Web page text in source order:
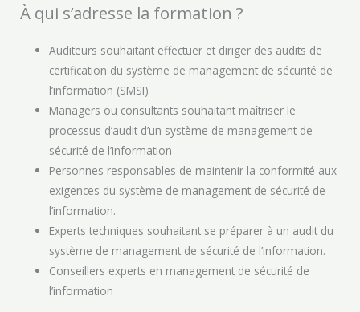
À qui s’adresse la formation ?
Auditeurs souhaitant effectuer et diriger des audits de
certification du système de management de sécurité de
l’information (SMSI)
Managers ou consultants souhaitant maîtriser le
processus d’audit d’un système de management de
sécurité de l’information
Personnes responsables de maintenir la conformité aux
exigences du système de management de sécurité de
l’information.
Experts techniques souhaitant se préparer à un audit du
système de management de sécurité de l’information.
Conseillers experts en management de sécurité de
l’information